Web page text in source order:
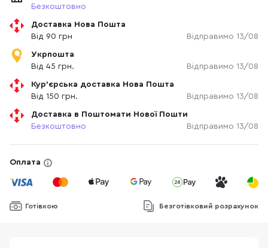
Безкоштовно
Доставка Нова Пошта
Від 90 грн
Відправимо 13/08
Укрпошта
Від 45 грн.
Відправимо 13/08
Кур'єрська доставка Нова Пошта
Від 150 грн.
Відправимо 13/08
Доставка в Поштомати Нової Пошти
Безкоштовно
Відправимо 13/08
Оплата
Готівкою Безготівковий розрахунок